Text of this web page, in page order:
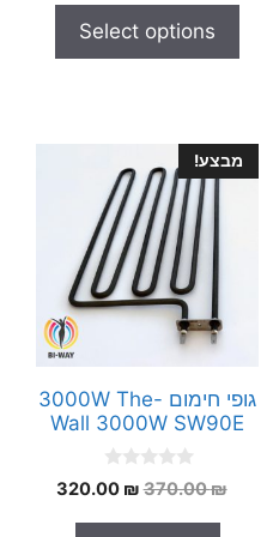
o
5
Select options
מבצע!
גופי חימום 3000W The-
Wall 3000W SW90E
0
o
370.00₪
המחיר
320.00 ₪
המחיר